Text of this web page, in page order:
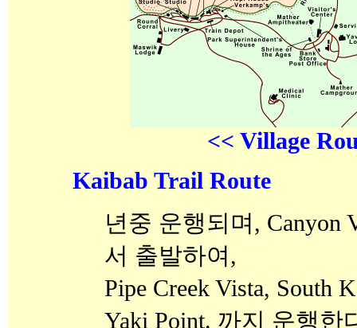
<< Village
Kaibab Trail Route
년중 운행되며, Canyon
서 출발하여,
Pipe Creek Vista, South
Yaki Point. 까지 운행한